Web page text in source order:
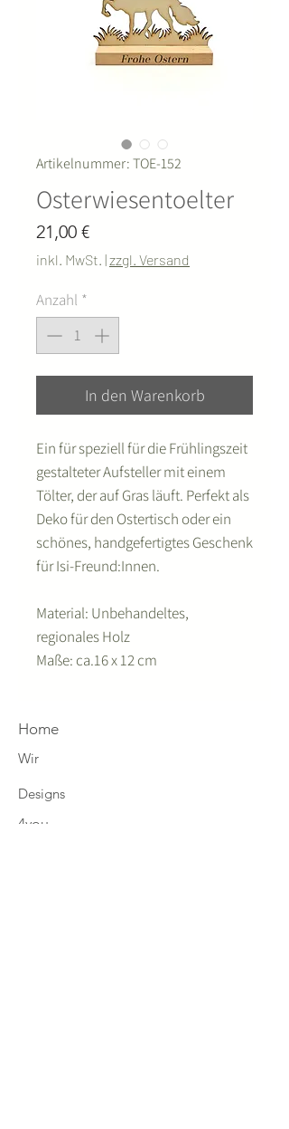
Artikelnummer: TOE-152
Osterwiesentoelter
21,00 €Preis
inkl. MwSt. |zzgl. Versand
Anzahl *
In den Warenkorb
Ein für speziell für die Frühlingszeit
gestalteter Aufsteller mit einem
Tölter, der auf Gras läuft. Perfekt als
Deko für den Ostertisch oder ein
schönes, handgefertigtes Geschenk
für Isi-Freund:Innen.
Material: Unbehandeltes,
regionales Holz
Maße: ca.16 x 12 cm
Home
Wir
Designs
4you